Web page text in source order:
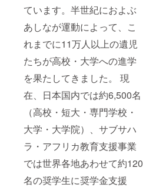
ています。半世紀におよぶ
あしなが運動によって、こ
れまでに11万人以上の遺児
たちが高校・大学への進学
を果たしてきました。 現
在、日本国内では約6,500名
（高校・短大・専門学校・
大学・大学院）、サブサハ
ラ・アフリカ教育支援事業
では世界各地あわせて約120
名の奨学生に奨学金支援